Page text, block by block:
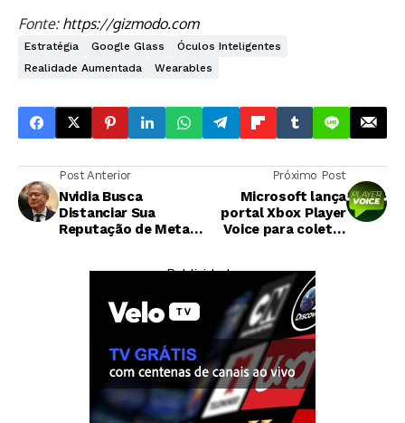
Fonte: https://gizmodo.com
Estratégia Google Glass
Óculos Inteligentes
Realidade Aumentada
Wearables
Post Anterior
Nvidia Busca
Distanciar Sua
Reputação de Meta,
Próximo Post
Microsoft lança
portal Xbox Player
Voice para coletar
— Publicidade —